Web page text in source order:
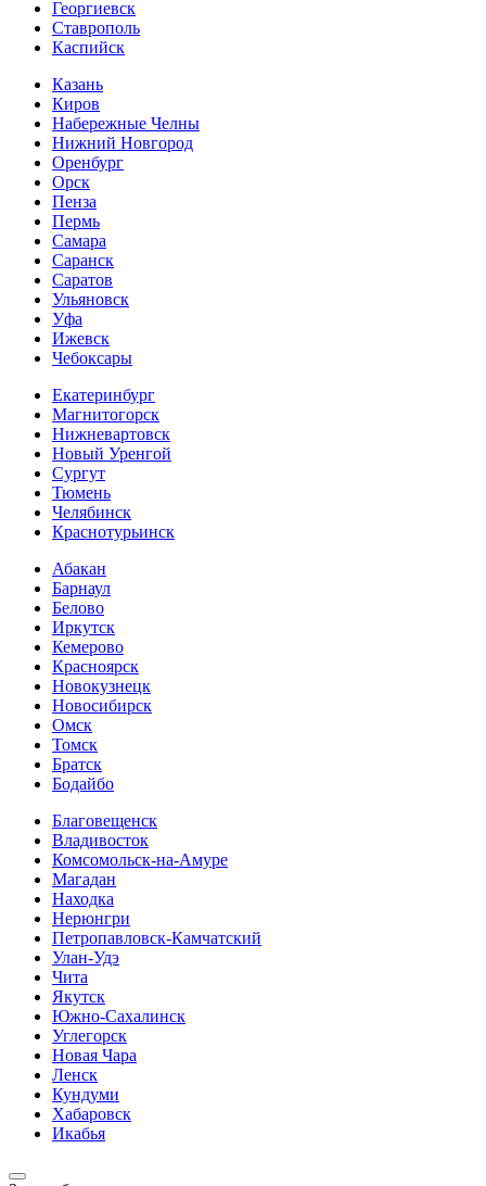
Георгиевск
Ставрополь
Каспийск
Казань
Киров
Набережные Челны
Нижний Новгород
Оренбург
Орск
Пенза
Пермь
Самара
Саранск
Саратов
Ульяновск
Уфа
Ижевск
Чебоксары
Екатеринбург
Магнитогорск
Нижневартовск
Новый Уренгой
Сургут
Тюмень
Челябинск
Краснотурьинск
Абакан
Барнаул
Белово
Иркутск
Кемерово
Красноярск
Новокузнецк
Новосибирск
Омск
Томск
Братск
Бодайбо
Благовещенск
Владивосток
Комсомольск-на-Амуре
Магадан
Находка
Нерюнгри
Петропавловск-Камчатский
Улан-Удэ
Чита
Якутск
Южно-Сахалинск
Углегорск
Новая Чара
Ленск
Кундуми
Хабаровск
Икабья